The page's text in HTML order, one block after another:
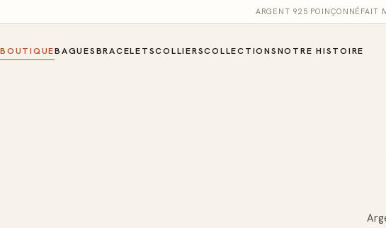
ARGENT 925 POINÇONNÉ FAIT
BOUTIQUEBAGUESBRACELETSCOLLIERSCOLLECTIONSNOTRE HISTOIRE